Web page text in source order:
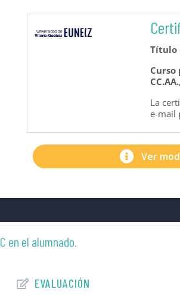
Título
La
e-mail
Ver
en el alumnado.
EVALUACIÓN